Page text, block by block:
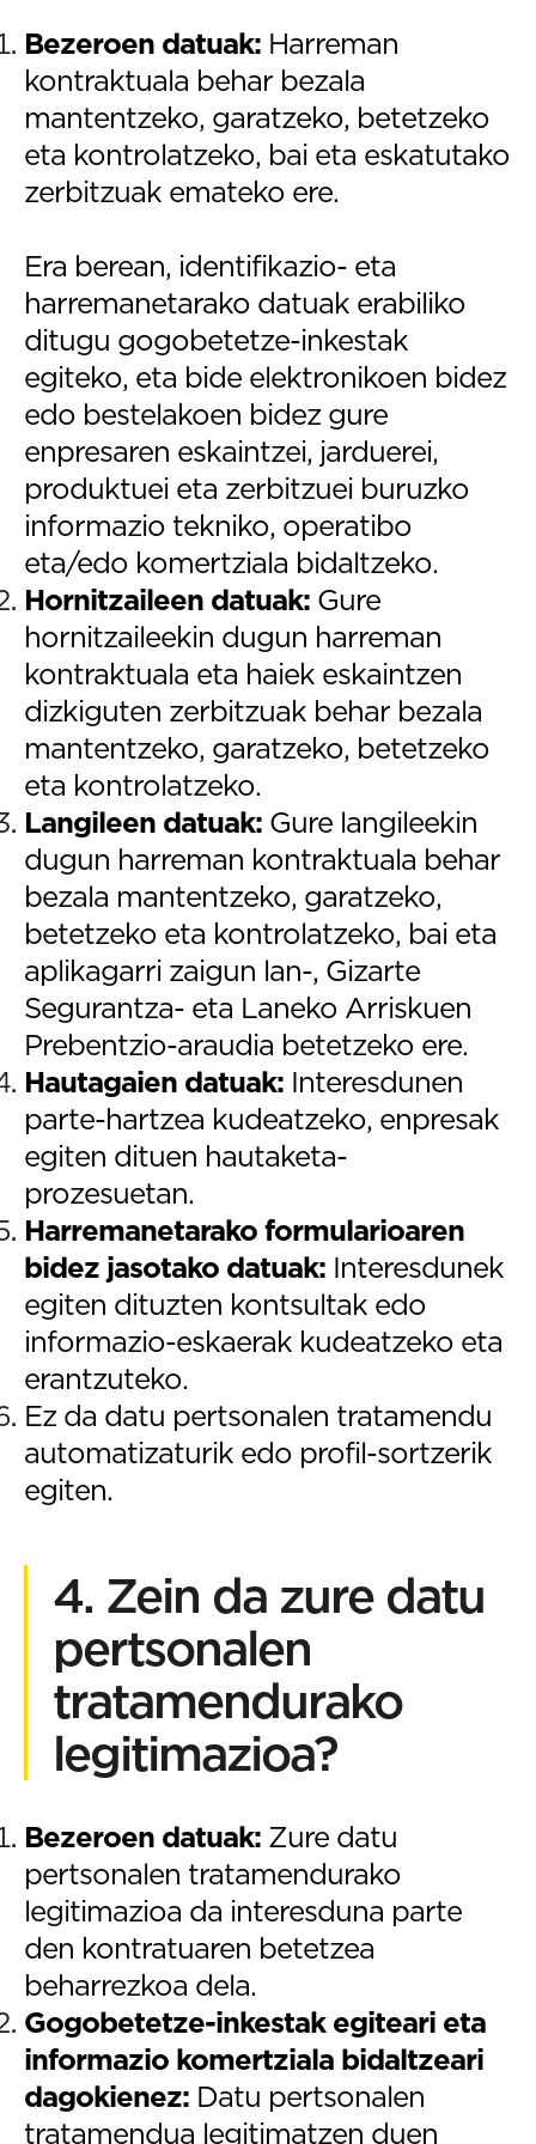
Bezeroen datuak: Harreman
kontraktuala behar bezala
mantentzeko, garatzeko, betetzeko
eta kontrolatzeko, bai eta eskatutako
zerbitzuak emateko ere.
Era berean, identifikazio- eta
harremanetarako datuak erabiliko
ditugu gogobetetze-inkestak
egiteko, eta bide elektronikoen bidez
edo bestelakoen bidez gure
enpresaren eskaintzei, jarduerei,
produktuei eta zerbitzuei buruzko
informazio tekniko, operatibo
eta/edo komertziala bidaltzeko.
Hornitzaileen datuak: Gure
hornitzaileekin dugun harreman
kontraktuala eta haiek eskaintzen
dizkiguten zerbitzuak behar bezala
mantentzeko, garatzeko, betetzeko
eta kontrolatzeko.
Langileen datuak: Gure langileekin
dugun harreman kontraktuala behar
bezala mantentzeko, garatzeko,
betetzeko eta kontrolatzeko, bai eta
aplikagarri zaigun lan-, Gizarte
Segurantza- eta Laneko Arriskuen
Prebentzio-araudia betetzeko ere.
Hautagaien datuak: Interesdunen
parte-hartzea kudeatzeko, enpresak
egiten dituen hautaketa-
prozesuetan.
Harremanetarako formularioaren
bidez jasotako datuak: Interesdunek
egiten dituzten kontsultak edo
informazio-eskaerak kudeatzeko eta
erantzuteko.
Ez da datu pertsonalen tratamendu
automatizaturik edo profil-sortzerik
egiten.
4. Zein da zure datu
pertsonalen
tratamendurako
legitimazioa?
Bezeroen datuak: Zure datu
pertsonalen tratamendurako
legitimazioa da interesduna parte
den kontratuaren betetzea
beharrezkoa dela.
Gogobetetze-inkestak egiteari eta
informazio komertziala bidaltzeari
dagokienez: Datu pertsonalen
tratamendua legitimatzen duen